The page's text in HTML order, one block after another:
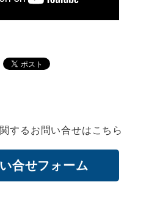
するお問い合せはこちら
合せフォーム